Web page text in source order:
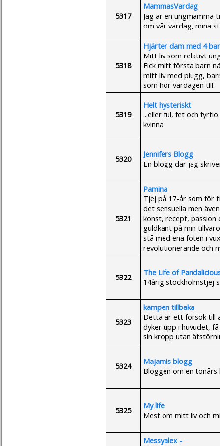
5317
MammasVardag
Jag är en ungmamma
om vår vardag, mina
5318
Hjärter dam med 4
Mitt liv som relativt
Fick mitt första barn
mitt liv med plugg,
som hör vardagen till.
5319
Helt hysteriskt
...eller ful, fet och
kvinna
5320
Jennifers Blogg
En blogg där jag
5321
Pamina
Tjej på 17-år som för
det sensuella men
konst, recept, passion
guldkant på min
stå med ena foten i
revolutionerande och
5322
The Life of
14årig stockholmstjej
5323
kampen tillbaka
Detta är ett försök till
dyker upp i huvudet,
sin kropp utan
5324
Majamis blogg
Bloggen om en
5325
My life
Mest om mitt liv och
Messyalex -